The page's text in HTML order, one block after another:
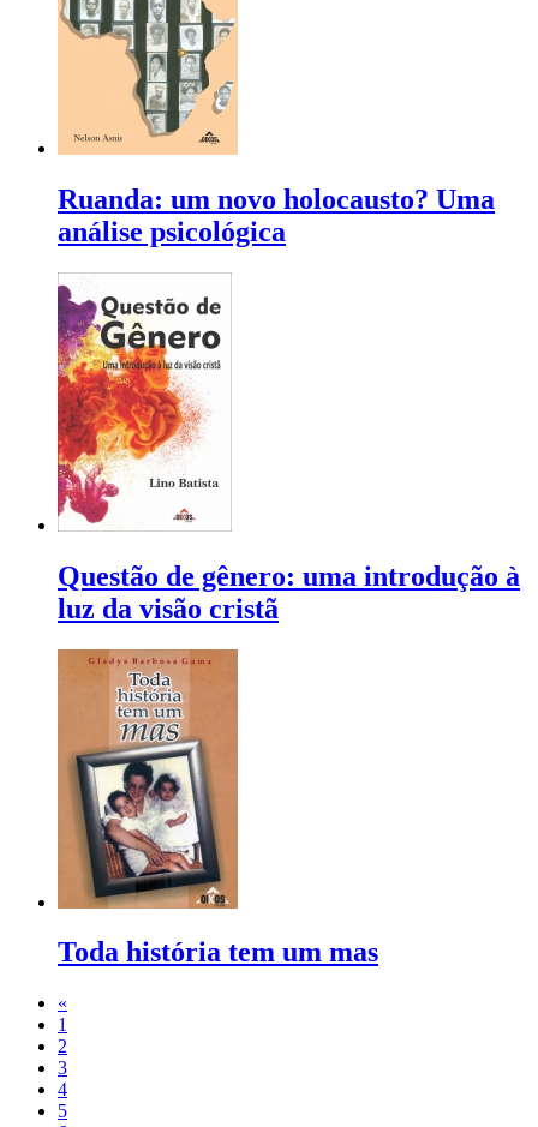
Ruanda: um novo holocausto? Uma
análise psicológica
Questão de gênero: uma introdução à
luz da visão cristã
Toda história tem um mas
«
1
2
3
4
5